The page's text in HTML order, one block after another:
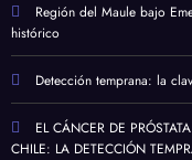
Región del Maule bajo
histórico
Detección temprana: la
EL CÁNCER DE
CHILE: LA DETECCIÓN